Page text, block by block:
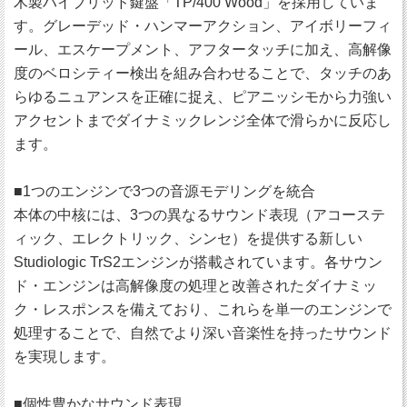
す。グレーデッド・ハンマーアクション、アイボリーフィ
ール、エスケープメント、アフタータッチに加え、高解像
度のベロシティー検出を組み合わせることで、タッチのあ
らゆるニュアンスを正確に捉え、ピアニッシモから力強い
アクセントまでダイナミックレンジ全体で滑らかに反応し
ます。
■1つのエンジンで3つの音源モデリングを統合
本体の中核には、3つの異なるサウンド表現（アコーステ
ィック、エレクトリック、シンセ）を提供する新しい
Studiologic TrS2エンジンが搭載されています。各サウン
ド・エンジンは高解像度の処理と改善されたダイナミッ
ク・レスポンスを備えており、これらを単一のエンジンで
処理することで、自然でより深い音楽性を持ったサウンド
を実現します。